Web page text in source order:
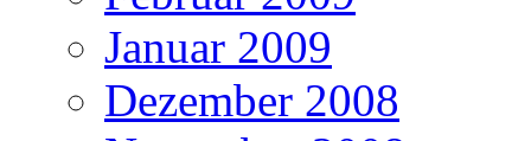
Januar 2009
Dezember 2008